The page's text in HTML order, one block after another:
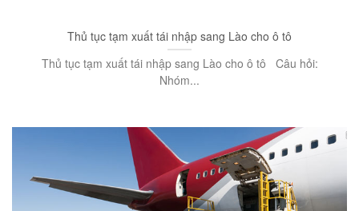
Thủ tục tạm xuất tái nhập sang Lào cho ô tô
Thủ tục tạm xuất tái nhập sang Lào cho ô tô Câu hỏi:
Nhóm...